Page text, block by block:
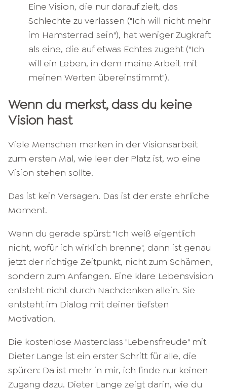
Eine Vision, die nur darauf zielt, das
Schlechte zu verlassen ("Ich will nicht mehr
im Hamsterrad sein"), hat weniger Zugkraft
als eine, die auf etwas Echtes zugeht ("Ich
will ein Leben, in dem meine Arbeit mit
meinen Werten übereinstimmt").
Wenn du merkst, dass du keine
Vision hast
Viele Menschen merken in der Visionsarbeit
zum ersten Mal, wie leer der Platz ist, wo eine
Vision stehen sollte.
Das ist kein Versagen. Das ist der erste ehrliche
Moment.
Wenn du gerade spürst: "Ich weiß eigentlich
nicht, wofür ich wirklich brenne", dann ist genau
jetzt der richtige Zeitpunkt, nicht zum Schämen,
sondern zum Anfangen. Eine klare Lebensvision
entsteht nicht durch Nachdenken allein. Sie
entsteht im Dialog mit deiner tiefsten
Motivation.
Die kostenlose Masterclass "Lebensfreude" mit
Dieter Lange ist ein erster Schritt für alle, die
spüren: Da ist mehr in mir, ich finde nur keinen
Zugang dazu. Dieter Lange zeigt darin, wie du